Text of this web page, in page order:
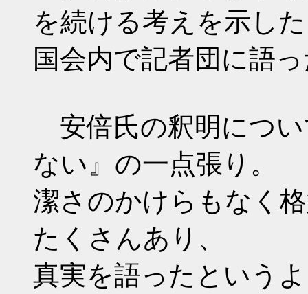
を続ける考えを示し
国会内で記者団に語
安倍氏の釈明につ
ない』の一点張り。
潔さのかけらもなく
たくさんあり、
真実を語ったという